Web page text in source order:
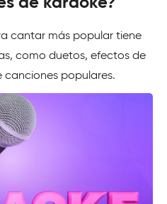
cantar más popular tiene
como duetos, efectos de
populares.